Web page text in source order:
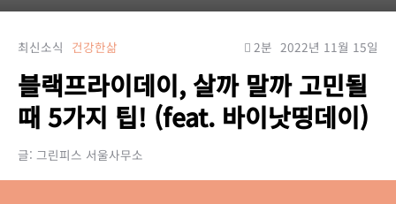
최신소식 건강한삶 2분 2022년 11월 15일
블랙프라이데이, 살까 말까 고민될
때 5가지 팁! (feat. 바이낫띵데이)
글: 그린피스 서울사무소